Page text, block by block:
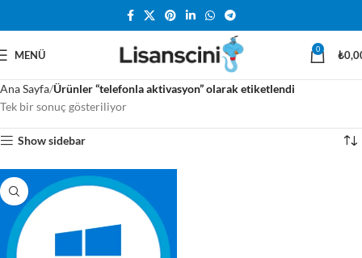
MENÜ 0 ₺
Ana Sayfa Ürünler “telefonla aktivasyon” olarak etiketlendi
Tek bir sonuç gösteriliyor
Show sidebar